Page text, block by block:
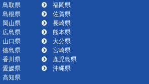
鳥取県
島根県
岡山県
広島県
山口県
徳島県
香川県
愛媛県
高知県
福岡県
佐賀県
長崎県
熊本県
大分県
宮崎県
鹿児島県
沖縄県